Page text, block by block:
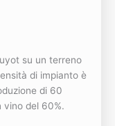
su un terreno
di impianto è
di 60
vino del 60%.